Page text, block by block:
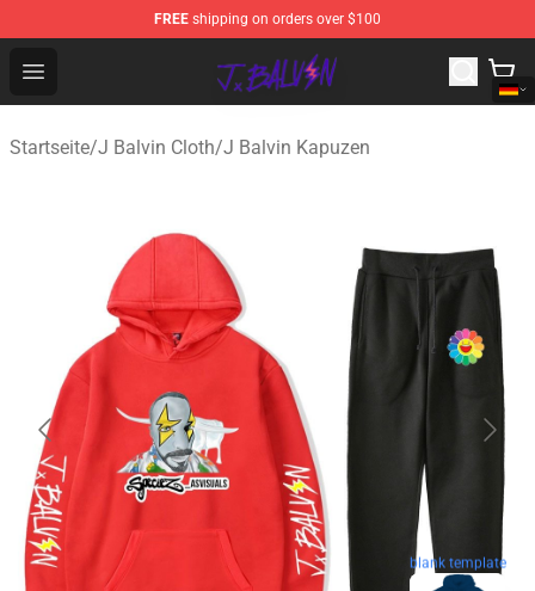
FREE shipping on orders over $100
Open menu
J Balvin Store - Official J Balvin Merchandise Shop
Startseite/J Balvin Cloth/J Balvin Kapuzen
blank template